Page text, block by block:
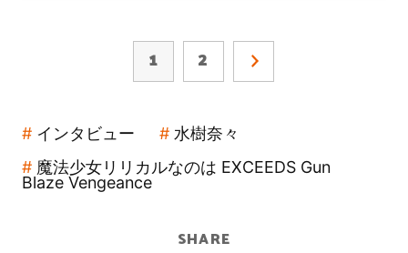
1 2
インタビュー
水樹奈々
魔法少女リリカルなのは EXCEEDS Gun
Blaze Vengeance
SHARE